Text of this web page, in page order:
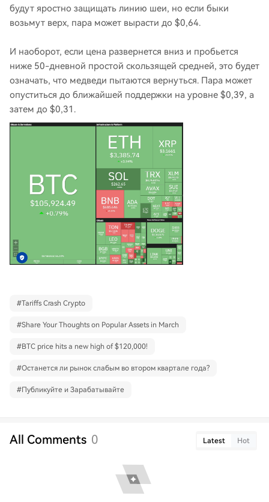
будут яростно защищать линию шеи, но если быки
возьмут верх, пара может вырасти до $0,64.
И наоборот, если цена развернется вниз и пробьется
ниже 50-дневной простой скользящей средней, это будет
означать, что медведи пытаются вернуться. Пара может
опуститься до ближайшей поддержки на уровне $0,39, а
затем до $0,31.
#Tariffs Crash Crypto
#Share Your Thoughts on Popular Assets in March
#BTC price hits a new high of $120,000!
#Останется ли рынок слабым во втором квартале года?
#Публикуйте и Зарабатывайте
All Comments 0 Latest Hot